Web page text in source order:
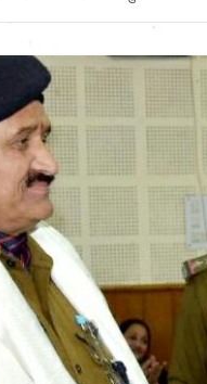
News in